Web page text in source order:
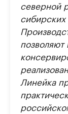
северной
Линейка